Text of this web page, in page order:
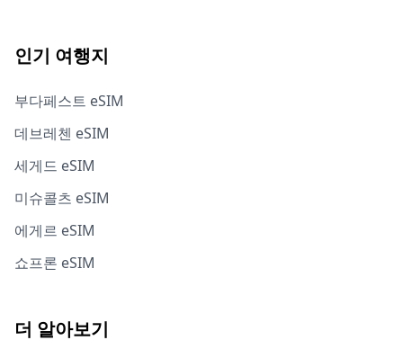
인기 여행지
부다페스트 eSIM
데브레첸 eSIM
세게드 eSIM
미슈콜츠 eSIM
에게르 eSIM
쇼프론 eSIM
더 알아보기